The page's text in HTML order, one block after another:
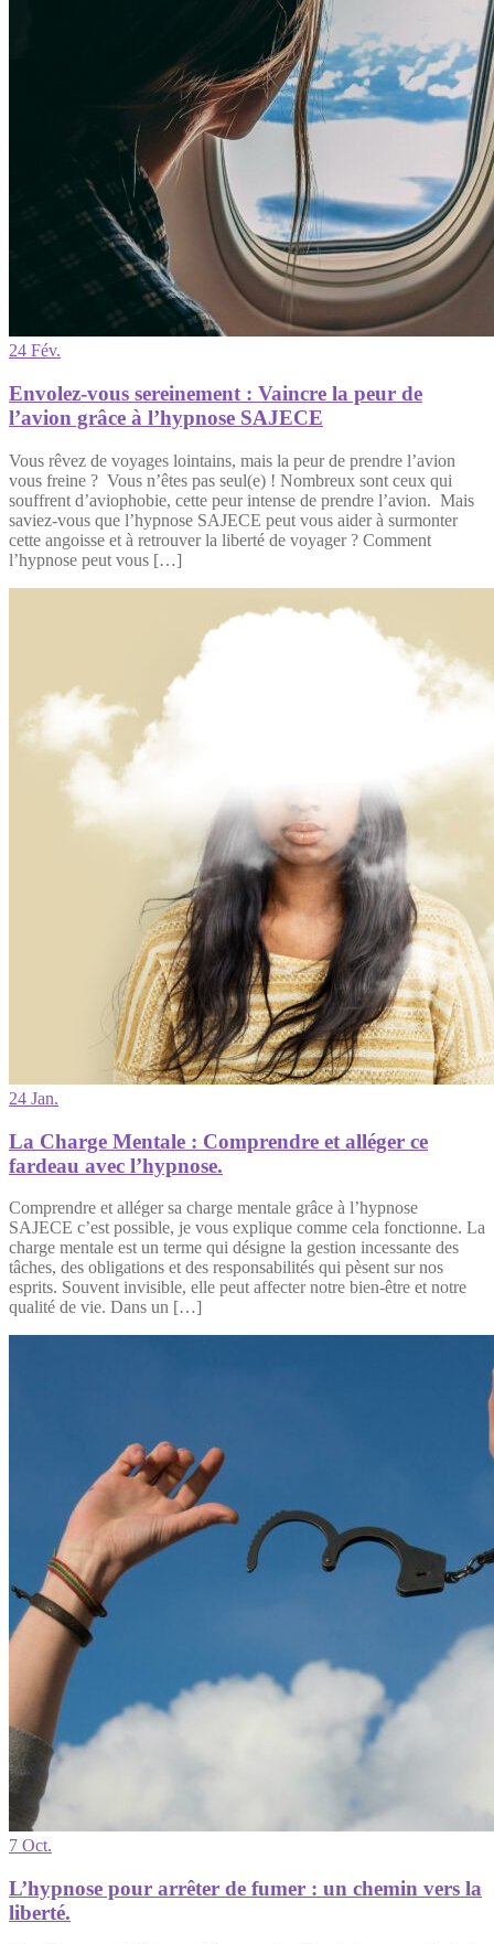
24 Fév.
Envolez-vous sereinement : Vaincre la peur de
l’avion grâce à l’hypnose SAJECE
Vous rêvez de voyages lointains, mais la peur de prendre l’avion
vous freine ? Vous n’êtes pas seul(e) ! Nombreux sont ceux qui
souffrent d’aviophobie, cette peur intense de prendre l’avion. Mais
saviez-vous que l’hypnose SAJECE peut vous aider à surmonter
cette angoisse et à retrouver la liberté de voyager ? Comment
l’hypnose peut vous […]
24 Jan.
La Charge Mentale : Comprendre et alléger ce
fardeau avec l’hypnose.
Comprendre et alléger sa charge mentale grâce à l’hypnose
SAJECE c’est possible, je vous explique comme cela fonctionne. La
charge mentale est un terme qui désigne la gestion incessante des
tâches, des obligations et des responsabilités qui pèsent sur nos
esprits. Souvent invisible, elle peut affecter notre bien-être et notre
qualité de vie. Dans un […]
7 Oct.
L’hypnose pour arrêter de fumer : un chemin vers la
liberté.